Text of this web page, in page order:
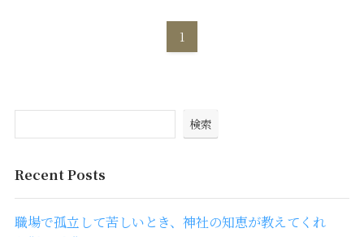
1
検索
Recent Posts
職場で孤立して苦しいとき、神社の知恵が教えてくれ